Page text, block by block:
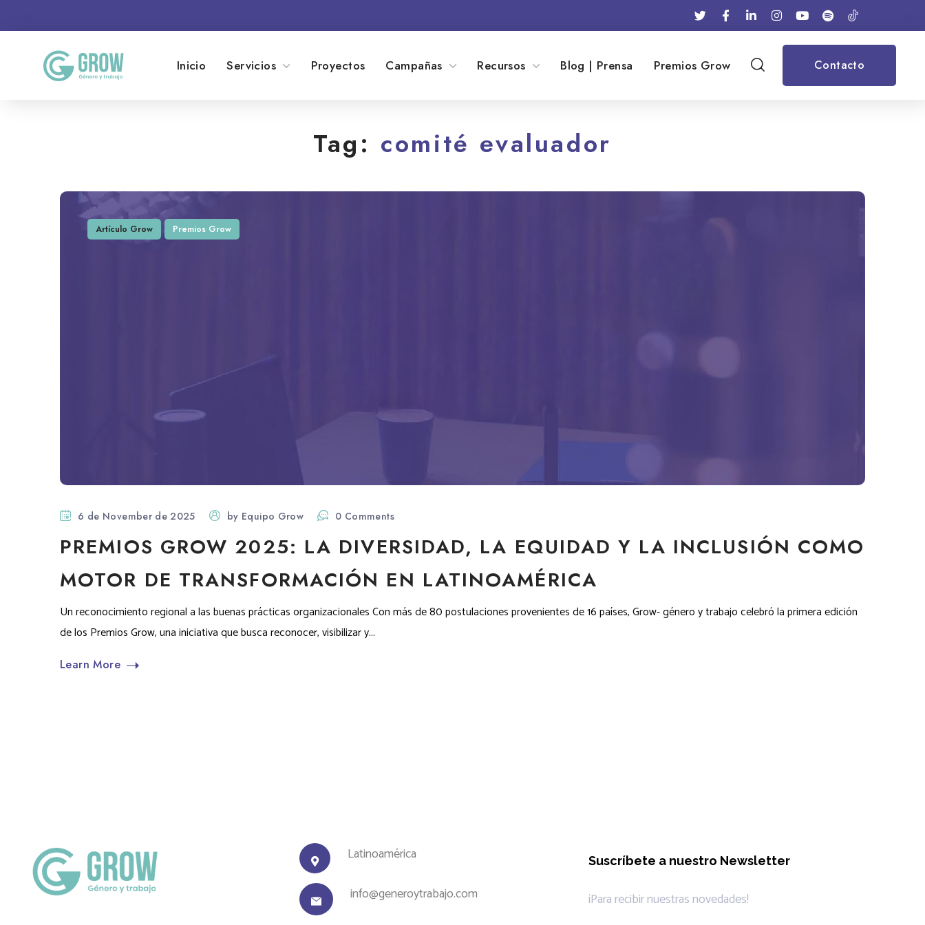
Inicio Servicios Proyectos Campañas Recursos Blog | Prensa Premios Grow Contacto
Tag: comité evaluador
Artículo Grow Premios Grow
6 de November de 2025 by Equipo Grow 0 Comments
PREMIOS GROW 2025: LA DIVERSIDAD, LA EQUIDAD Y LA INCLUSIÓN COMO
MOTOR DE TRANSFORMACIÓN EN LATINOAMÉRICA
Un reconocimiento regional a las buenas prácticas organizacionales Con más de 80 postulaciones provenientes de 16 países, Grow- género y trabajo celebró la primera edición
de los Premios Grow, una iniciativa que busca reconocer, visibilizar y...
Learn More
Latinoamérica
info@generoytrabajo.com
Suscríbete a nuestro Newsletter
¡Para recibir nuestras novedades!